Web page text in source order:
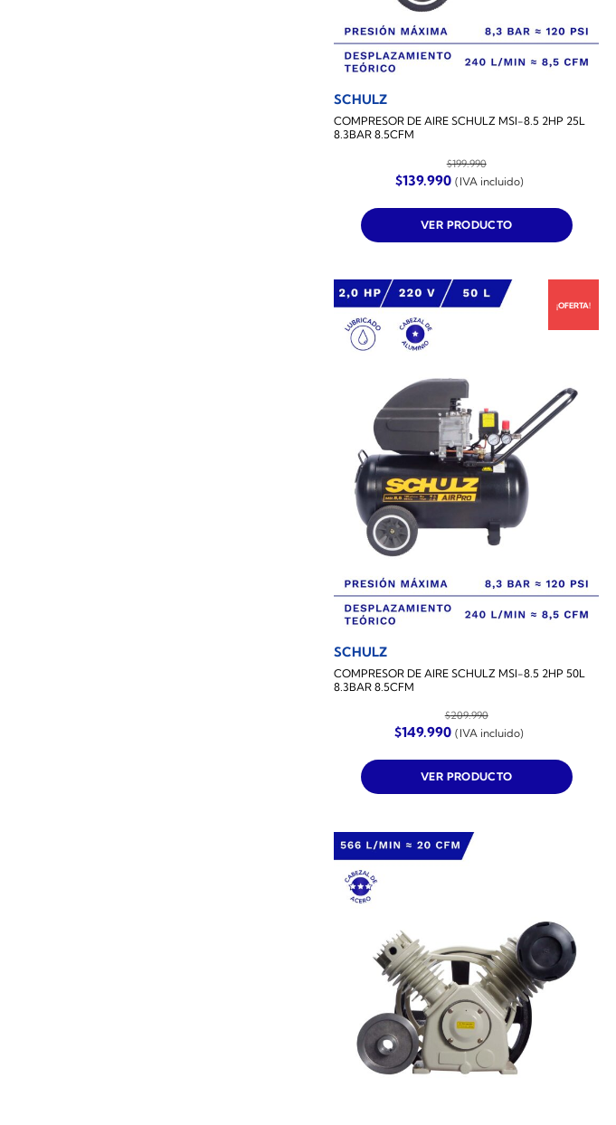
SCHULZ
COMPRESOR DE AIRE SCHULZ MSI-8.5 2HP 25L
8.3BAR 8.5CFM
$199.990
El
precio
$199.990.
$139.990El
precio
es:
$139.990.
(IVA incluido)
VER PRODUCTO
¡OFERTA!
SCHULZ
COMPRESOR DE AIRE SCHULZ MSI-8.5 2HP 50L
8.3BAR 8.5CFM
$209.990
El
precio
original
$209.990.
$149.990El
precio
actual
es:
$149.990.
(IVA incluido)
VER PRODUCTO